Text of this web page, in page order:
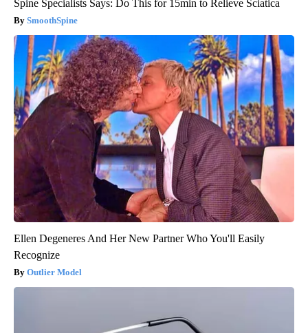
Spine Specialists Says: Do This for 15min to Relieve Sciatica
SmoothSpine
Ellen Degeneres And Her New Partner Who You'll Easily
Recognize
Outlier Model